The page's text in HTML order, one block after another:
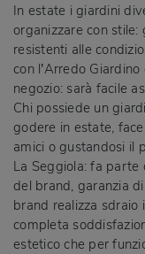
In estate i giardini
organizzare con stile:
resistenti alle
con l’Arredo
negozio: sarà facile
Chi possiede un
godere in estate,
amici o gustandosi il
La Seggiola: fa parte
del brand, garanzia
brand realizza
completa
estetico che per